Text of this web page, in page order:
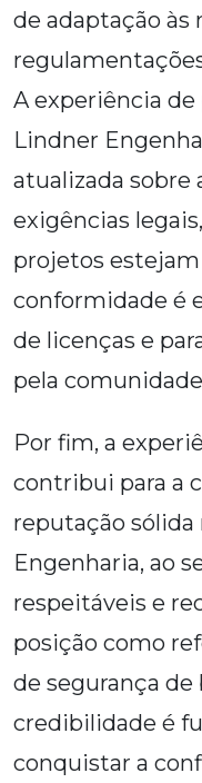
de adaptação às
A experiência
Lindner
atualizada sobre
exigências
projetos
conformidade é
de licenças e
pela
Por fim, a
contribui para a
reputação sólida
Engenharia, ao
respeitáveis e
posição como
de segurança de
credibilidade é
conquistar a